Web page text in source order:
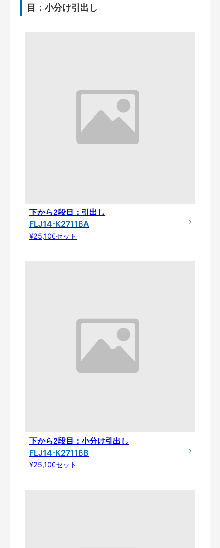
目：小分け引出し
下から2段目：引出し
FLJ14-K2711BA
¥25,100セット
下から2段目：小分け引出し
FLJ14-K2711BB
¥25,100セット